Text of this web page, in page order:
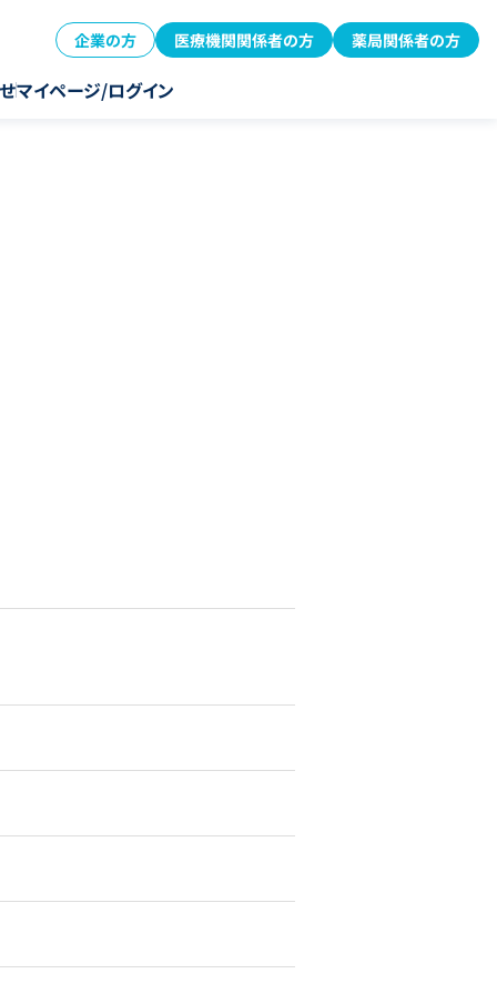
企業の方 医療機関関係者の方 薬局関係者の方
マイページ/ログイン